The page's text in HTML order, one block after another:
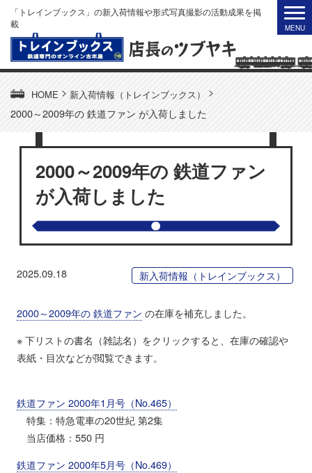
「トレインブックス」の新入荷情報や形式写真撮影の活動成果を掲
載
HOME > 新入荷情報（トレインブックス）
>
2000～2009年の 鉄道ファン が入荷しました
2000～2009年の 鉄道ファン
が入荷しました
2025.09.18 新入荷情報（トレインブックス）
2000～2009年の 鉄道ファン の在庫を補充しました。
※ 下リストの書名（雑誌名）をクリックすると、在庫の確認や
表紙・目次などが閲覧できます。
鉄道ファン 2000年1月号（No.465）
特集：特急電車の20世紀 第2集
当店価格：550 円
鉄道ファン 2000年5月号（No.469）